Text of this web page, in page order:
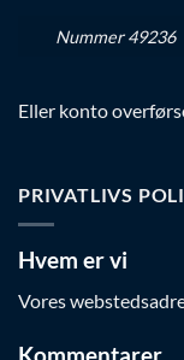
Nummer 49236
Eller konto
PRIVATLIVS
Hvem er vi
Vores